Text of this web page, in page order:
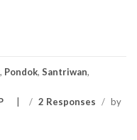
, Pondok, Santriwan,
/ 2 Responses / by